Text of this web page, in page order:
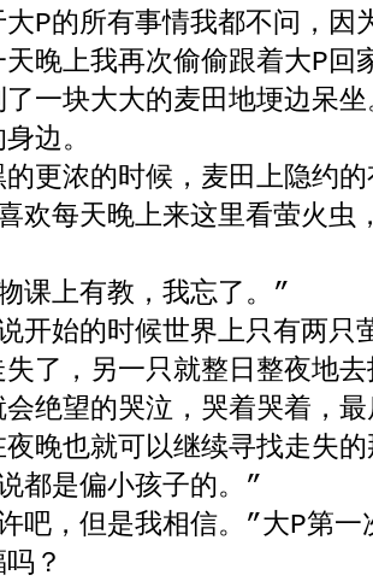
大P的所有事情我都不问，因
天晚上我再次偷偷跟着大P回
了一块大大的麦田地埂边呆
边。
的更浓的时候，麦田上隐约
欢每天晚上来这里看萤火虫
课上有教，我忘了。”
开始的时候世界上只有两只
失了，另一只就整日整夜地
会绝望的哭泣，哭着哭着，
夜晚也就可以继续寻找走失
都是偏小孩子的。”
吧，但是我相信。”大P第
？